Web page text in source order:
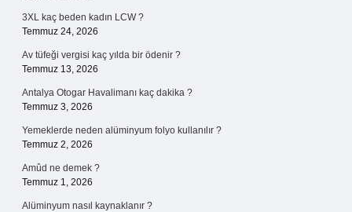
3XL kaç beden kadın LCW ?
Temmuz 24, 2026
Av tüfeği vergisi kaç yılda bir ödenir ?
Temmuz 13, 2026
Antalya Otogar Havalimanı kaç dakika ?
Temmuz 3, 2026
Yemeklerde neden alüminyum folyo kullanılır ?
Temmuz 2, 2026
Amûd ne demek ?
Temmuz 1, 2026
Alüminyum nasıl kaynaklanır ?